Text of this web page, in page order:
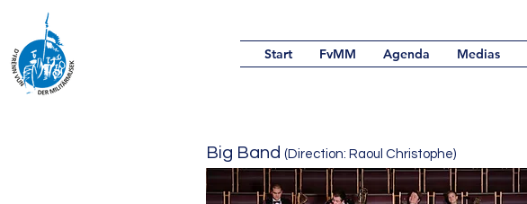
Start FvMM Agenda Medias
Big Band (Direction: Raoul Christophe)